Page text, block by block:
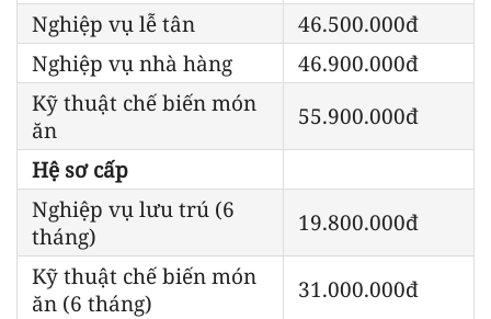
Nghiệp vụ lễ tân
46.500.000đ
Nghiệp vụ nhà hàng
46.900.000đ
Kỹ thuật chế biến món
ăn
55.900.000đ
Hệ sơ cấp
Nghiệp vụ lưu trú (6
tháng)
19.800.000đ
Kỹ thuật chế biến món
ăn (6 tháng)
31.000.000đ